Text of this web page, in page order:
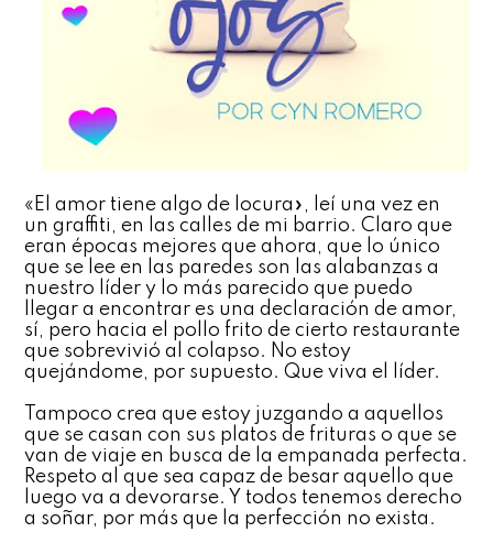
«El amor tiene algo de locura», leí una vez en
un graffiti, en las calles de mi barrio. Claro que
eran épocas mejores que ahora, que lo único
que se lee en las paredes son las alabanzas a
nuestro líder y lo más parecido que puedo
llegar a encontrar es una declaración de amor,
sí, pero hacia el pollo frito de cierto restaurante
que sobrevivió al colapso. No estoy
quejándome, por supuesto. Que viva el líder.
Tampoco crea que estoy juzgando a aquellos
que se casan con sus platos de frituras o que se
van de viaje en busca de la empanada perfecta.
Respeto al que sea capaz de besar aquello que
luego va a devorarse. Y todos tenemos derecho
a soñar, por más que la perfección no exista.